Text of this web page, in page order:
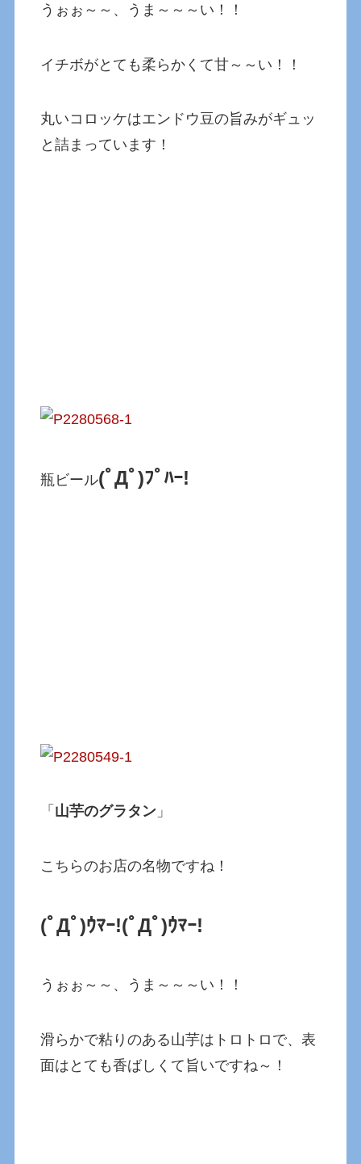
うぉぉ～～、うま～～～い！！
イチボがとても柔らかくて甘～～い！！
丸いコロッケはエンドウ豆の旨みがギュッ
と詰まっています！
瓶ビール(ﾟДﾟ)ﾌﾟﾊｰ!
「 山芋のグラタン 」
こちらのお店の名物ですね！
(ﾟДﾟ)ｳﾏｰ!(ﾟДﾟ)ｳﾏｰ!
うぉぉ～～、うま～～～い！！
滑らかで粘りのある山芋はトロトロで、表
面はとても香ばしくて旨いですね～！